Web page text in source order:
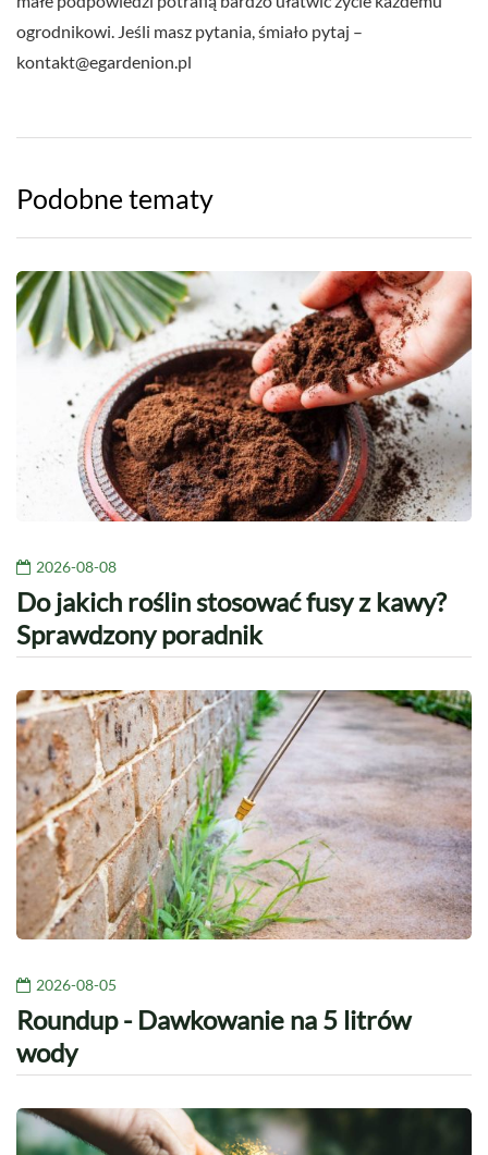
ogrodnikowi. Jeśli masz pytania, śmiało pytaj –
kontakt@egardenion.pl
Podobne tematy
2026-08-08
Do jakich roślin stosować fusy z kawy?
Sprawdzony poradnik
2026-08-05
Roundup - Dawkowanie na 5 litrów
wody